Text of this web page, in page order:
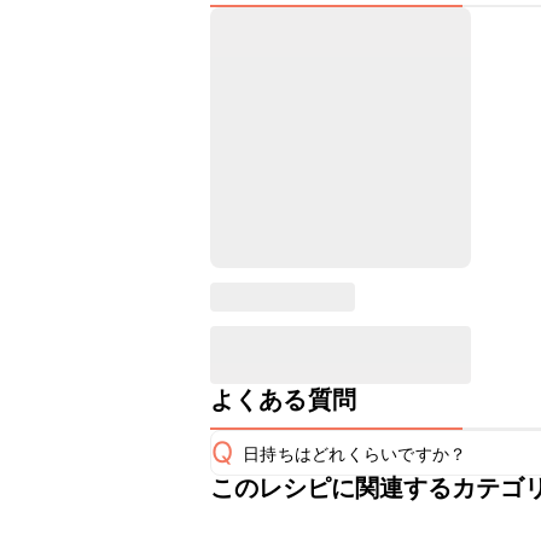
よくある質問
Q 日持ちはどれくらいですか？
保存期間は冷蔵で当日中が目安です
このレシピに関連するカテゴ